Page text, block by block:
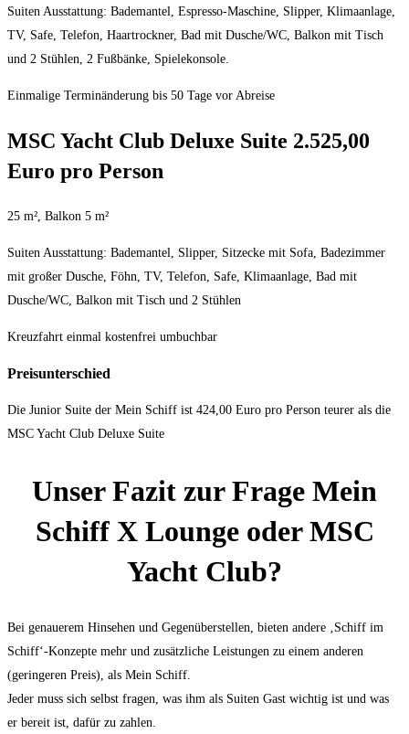
Suiten Ausstattung: Bademantel, Espresso-Maschine, Slipper, Klimaanlage,
TV, Safe, Telefon, Haartrockner, Bad mit Dusche/WC, Balkon mit Tisch
und 2 Stühlen, 2 Fußbänke, Spielekonsole.
Einmalige Terminänderung bis 50 Tage vor Abreise
MSC Yacht Club Deluxe Suite 2.525,00
Euro pro Person
25 m², Balkon 5 m²
Suiten Ausstattung: Bademantel, Slipper, Sitzecke mit Sofa, Badezimmer
mit großer Dusche, Föhn, TV, Telefon, Safe, Klimaanlage, Bad mit
Dusche/WC, Balkon mit Tisch und 2 Stühlen
Kreuzfahrt einmal kostenfrei umbuchbar
Preisunterschied
Die Junior Suite der Mein Schiff ist 424,00 Euro pro Person teurer als die
MSC Yacht Club Deluxe Suite
Unser Fazit zur Frage Mein
Schiff X Lounge oder MSC
Yacht Club?
Bei genauerem Hinsehen und Gegenüberstellen, bieten andere ‚Schiff im
Schiff‘-Konzepte mehr und zusätzliche Leistungen zu einem anderen
(geringeren Preis), als Mein Schiff.
Jeder muss sich selbst fragen, was ihm als Suiten Gast wichtig ist und was
er bereit ist, dafür zu zahlen.